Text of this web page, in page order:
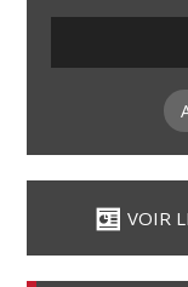
VOIR